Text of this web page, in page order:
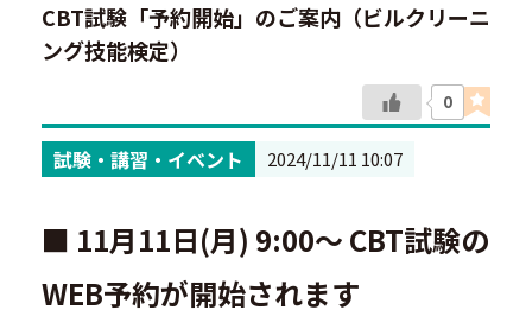
CBT試験「予約開始」のご案内（ビルクリーニ
ング技能検定）
0
試験・講習・イベント 2024/11/11 10:07
■ 11月11日(月) 9:00～ CBT試験の
WEB予約が開始されます